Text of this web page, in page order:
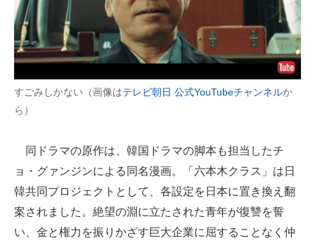
すごみしかない（画像はテレビ朝日 公式YouTubeチャンネルか
ら）
同ドラマの原作は、韓国ドラマの脚本も担当したチ
ョ・グァンジンによる同名漫画。「六本木クラス」は日
韓共同プロジェクトとして、各設定を日本に置き換え翻
案されました。絶望の淵に立たされた青年が復讐を誓
い、金と権力を振りかざす巨大企業に屈することなく仲